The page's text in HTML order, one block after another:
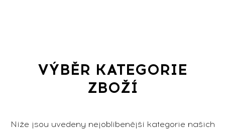
VÝBĚR KATEGORIE
ZBOŽÍ
Níže jsou uvedeny nejoblíbenější kategorie našich